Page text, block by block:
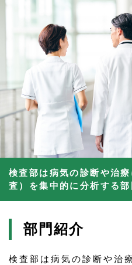
検査部は病気の診断や治
査）を集中的に分析する部
部門紹介
検査部は病気の診断や治